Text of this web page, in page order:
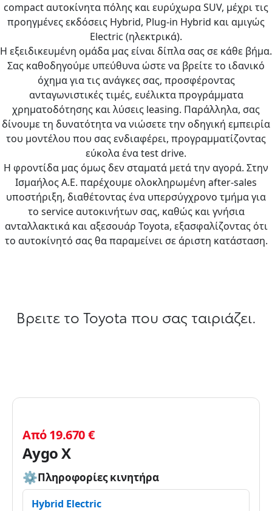
compact αυτοκίνητα πόλης και ευρύχωρα SUV, μέχρι τις
προηγμένες εκδόσεις Hybrid, Plug-in Hybrid και αμιγώς
Electric (ηλεκτρικά).
Η εξειδικευμένη ομάδα μας είναι δίπλα σας σε κάθε βήμα.
Σας καθοδηγούμε υπεύθυνα ώστε να βρείτε το ιδανικό
όχημα για τις ανάγκες σας, προσφέροντας
ανταγωνιστικές τιμές, ευέλικτα προγράμματα
χρηματοδότησης και λύσεις leasing. Παράλληλα, σας
δίνουμε τη δυνατότητα να νιώσετε την οδηγική εμπειρία
του μοντέλου που σας ενδιαφέρει, προγραμματίζοντας
εύκολα ένα test drive.
Η φροντίδα μας όμως δεν σταματά μετά την αγορά. Στην
Ισμαήλος Α.Ε. παρέχουμε ολοκληρωμένη after-sales
υποστήριξη, διαθέτοντας ένα υπερσύγχρονο τμήμα για
το service αυτοκινήτων σας, καθώς και γνήσια
ανταλλακτικά και αξεσουάρ Toyota, εξασφαλίζοντας ότι
το αυτοκίνητό σας θα παραμείνει σε άριστη κατάσταση.
Βρειτε το Toyota που σας ταιριάζει.
Από 19.670 €
Aygo X
Πληροφορίες κινητήρα
Hybrid Electric